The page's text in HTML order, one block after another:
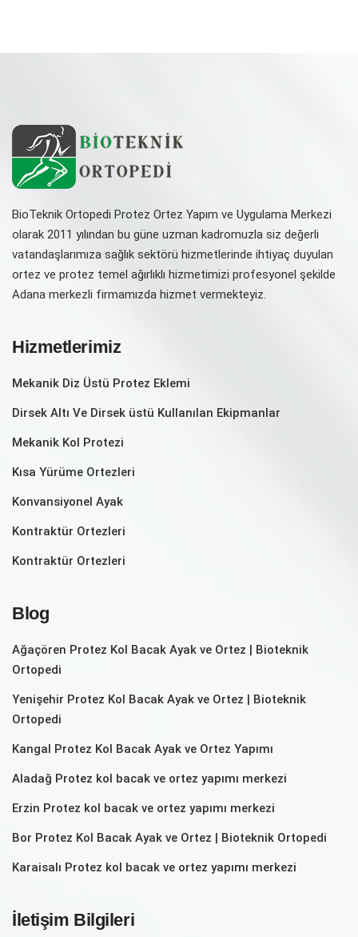
BioTeknik Ortopedi Protez Ortez Yapım ve Uygulama Merkezi
olarak 2011 yılından bu güne uzman kadromuzla siz değerli
vatandaşlarımıza sağlık sektörü hizmetlerinde ihtiyaç duyulan
ortez ve protez temel ağırlıklı hizmetimizi profesyonel şekilde
Adana merkezli firmamızda hizmet vermekteyiz.
Hizmetlerimiz
Mekanik Diz Üstü Protez Eklemi
Dirsek Altı Ve Dirsek üstü Kullanılan Ekipmanlar
Mekanik Kol Protezi
Kısa Yürüme Ortezleri
Konvansiyonel Ayak
Kontraktür Ortezleri
Kontraktür Ortezleri
Blog
Ağaçören Protez Kol Bacak Ayak ve Ortez | Bioteknik
Ortopedi
Yenişehir Protez Kol Bacak Ayak ve Ortez | Bioteknik
Ortopedi
Kangal Protez Kol Bacak Ayak ve Ortez Yapımı
Aladağ Protez kol bacak ve ortez yapımı merkezi
Erzin Protez kol bacak ve ortez yapımı merkezi
Bor Protez Kol Bacak Ayak ve Ortez | Bioteknik Ortopedi
Karaisalı Protez kol bacak ve ortez yapımı merkezi
İletişim Bilgileri